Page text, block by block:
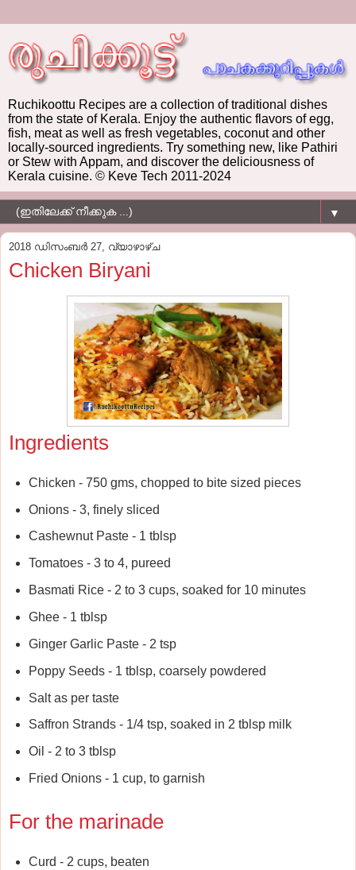
Ruchikoottu Recipes are a collection of traditional dishes
from the state of Kerala. Enjoy the authentic flavors of egg,
fish, meat as well as fresh vegetables, coconut and other
locally-sourced ingredients. Try something new, like Pathiri
or Stew with Appam, and discover the deliciousness of
Kerala cuisine. © Keve Tech 2011-2024
▼
2018 ഡിസംബർ 27, വ്യാഴാഴ്‌ച
Chicken Biryani
Ingredients
Chicken - 750 gms, chopped to bite sized pieces
Onions - 3, finely sliced
Cashewnut Paste - 1 tblsp
Tomatoes - 3 to 4, pureed
Basmati Rice - 2 to 3 cups, soaked for 10 minutes
Ghee - 1 tblsp
Ginger Garlic Paste - 2 tsp
Poppy Seeds - 1 tblsp, coarsely powdered
Salt as per taste
Saffron Strands - 1/4 tsp, soaked in 2 tblsp milk
Oil - 2 to 3 tblsp
Fried Onions - 1 cup, to garnish
For the marinade
Curd - 2 cups, beaten